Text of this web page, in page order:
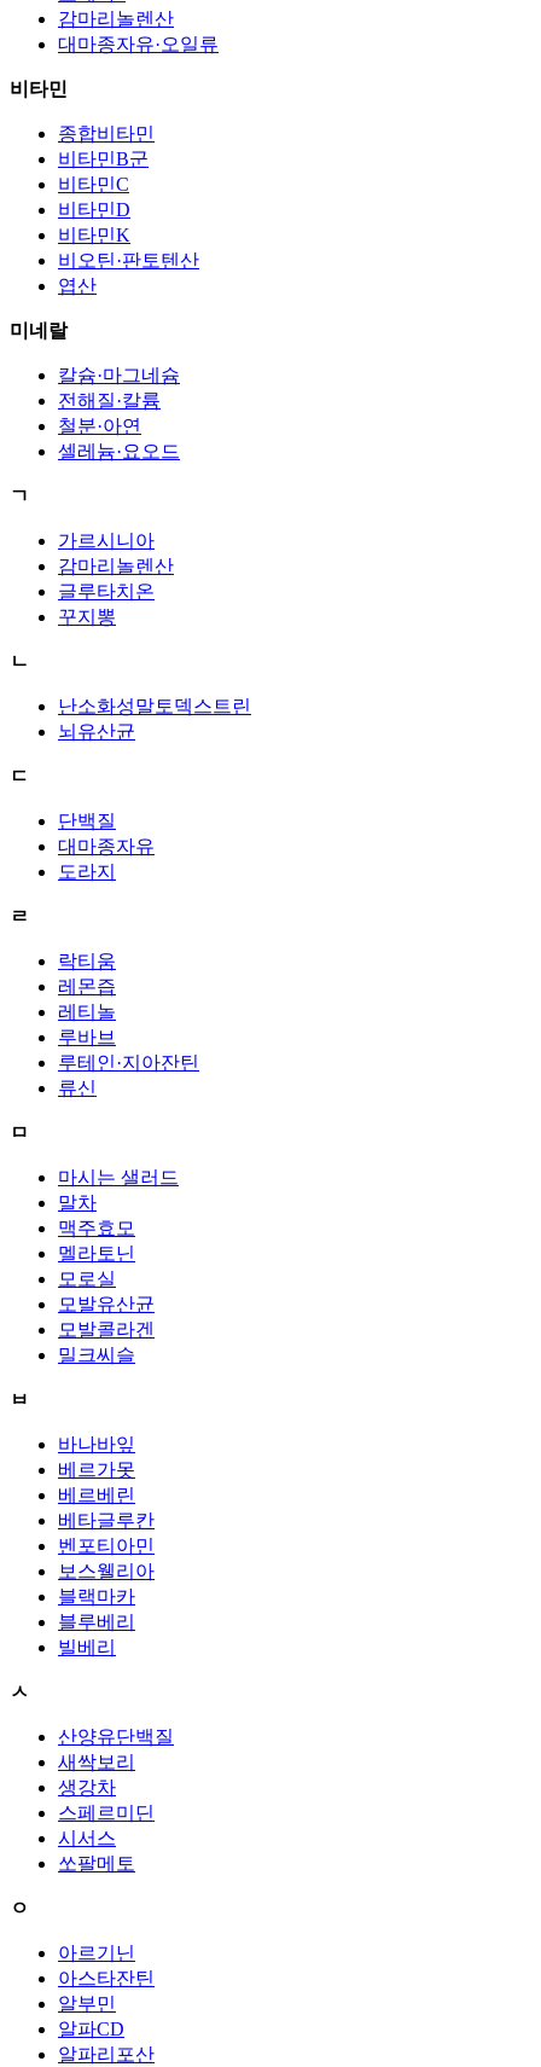
감마리놀렌산
대마종자유·오일류
비타민
종합비타민
비타민B군
비타민C
비타민D
비타민K
비오틴·판토텐산
엽산
미네랄
칼슘·마그네슘
전해질·칼륨
철분·아연
셀레늄·요오드
ㄱ
가르시니아
감마리놀렌산
글루타치온
꾸지뽕
ㄴ
난소화성말토덱스트린
뇌유산균
ㄷ
단백질
대마종자유
도라지
ㄹ
락티움
레몬즙
레티놀
루바브
루테인·지아잔틴
류신
ㅁ
마시는 샐러드
말차
맥주효모
멜라토닌
모로실
모발유산균
모발콜라겐
밀크씨슬
ㅂ
바나바잎
베르가못
베르베린
베타글루칸
벤포티아민
보스웰리아
블랙마카
블루베리
빌베리
ㅅ
산양유단백질
새싹보리
생강차
스페르미딘
시서스
쏘팔메토
ㅇ
아르기닌
아스타잔틴
알부민
알파CD
알파리포산